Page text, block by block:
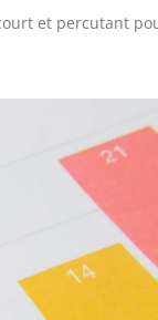
et percutant